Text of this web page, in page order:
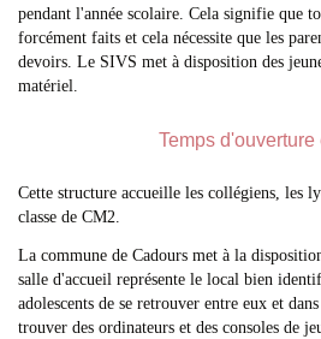
pendant l'année scolaire. Cela signifie que
forcément faits et cela nécessite que les
devoirs. Le SIVS met à disposition des
matériel.
Temps d'ouverture
Cette structure accueille les collégiens, les
classe de CM2.
La commune de Cadours met à la
salle d'accueil représente le local bien
adolescents de se retrouver entre eux et
trouver des ordinateurs et des consoles de